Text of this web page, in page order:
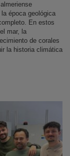
época geológica
En estos
mar, la
de corales
la historia climática